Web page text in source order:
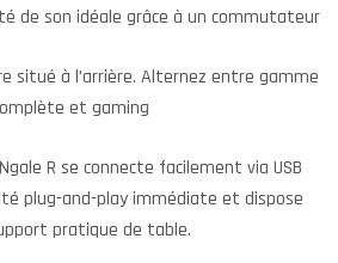
de son idéale grâce à un commutateur
situé à l’arrière. Alternez entre gamme
et gaming
R se connecte facilement via USB
plug-and-play immédiate et dispose
pratique de table.